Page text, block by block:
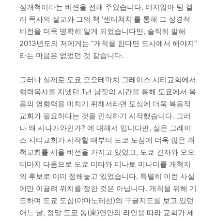
심개척이라는 비젼을 전해 주었습니다. 머지않아 팀 켈
러 목사의 설교와 그의 책 ‘센터쳐치’를 통해 그 성경적
비전을 더욱 명확히 알게 되었습니다만, 솔직히 말해
2013년도의 저에게는 “개척을 한다면 도시에서 해야지”
라는 마음은 없었던 것 같습니다.
그러나 실제로 도쿄 오오테마치 그레이스 시티교회에서
협력목사를 지냈던 1년 남짓의 시간을 통해 도쿄에서 복
음의 영향력을 미치기 위해서라면 도심에 더욱 복음적
교회가 필요하다는 것을 인식하기 시작했습니다. 그러
나 왜 시나가와인가? 에 대해서 입니다만, 실은 그레이
스 시티교회가 시작할 때부터 도쿄 도심에 더욱 많은 개
척교회를 세울 비전을 가지고 있었고, 도쿄 긴자와 오오
테마치 다음으로 도쿄 미타와 미나토 미나미를 개척지
의 후보로 이미 정해놓고 있었습니다. 특별히 이런 사실
에만 이끌려 위치를 정한 것은 아닙니다. 개척을 위해 기
도하며 도쿄 도심(야마노테선)의 구글지도를 보고 있던
어느 날, 정말 도쿄 동(東)연안의 라인을 따라 교회가 세